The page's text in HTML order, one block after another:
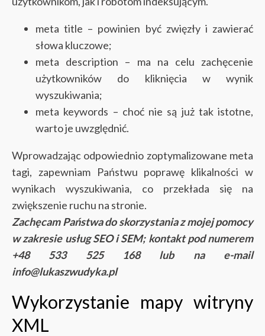
meta title – powinien być zwięzły i zawierać
słowa kluczowe;
meta description – ma na celu zachęcenie
użytkowników do kliknięcia w wynik
wyszukiwania;
meta keywords – choć nie są już tak istotne,
warto je uwzględnić.
Wprowadzając odpowiednio zoptymalizowane meta
tagi, zapewniam Państwu poprawę klikalności w
wynikach wyszukiwania, co przekłada się na
zwiększenie ruchu na stronie.
Zachęcam Państwa do skorzystania z mojej pomocy
w zakresie usług SEO i SEM; kontakt pod numerem
+48 533 525 168 lub na e-mail
info@lukaszwudyka.pl
Wykorzystanie mapy witryny
XML